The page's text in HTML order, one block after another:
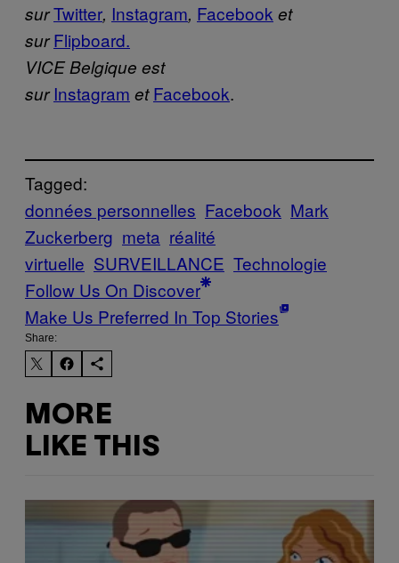
surTwitter, Instagram, Facebook et
sur Flipboard.
VICE Belgique est
sur Instagram et Facebook.
Tagged:
données personnelles Facebook Mark
Zuckerberg meta réalité
virtuelle SURVEILLANCE Technologie
Follow Us On Discover
Make Us Preferred In Top Stories
Share:
MORE
LIKE THIS